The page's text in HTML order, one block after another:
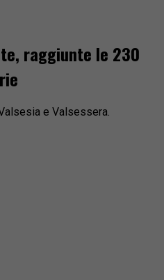
raggiunte le 230
e Valsessera.